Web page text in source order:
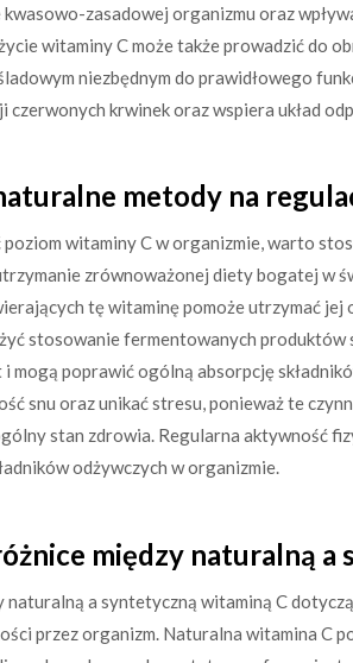
zasadowej organizmu oraz
witaminy C może także prowadzić do
niezbędnym do prawidłowego
czerwonych krwinek oraz wspiera układ
metody na
witaminy C w organizmie, warto
zrównoważonej diety bogatej w
tę witaminę pomoże utrzymać jej
stosowanie fermentowanych
mogą poprawić ogólną absorpcję
snu oraz unikać stresu, ponieważ te
stan zdrowia. Regularna aktywność
odżywczych w organizmie.
między naturalną
naturalną a syntetyczną witaminą C
przez organizm. Naturalna witamina C